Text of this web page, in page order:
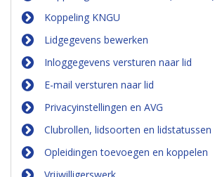
Koppeling KNGU
Lidgegevens bewerken
Inloggegevens versturen naar lid
E-mail versturen naar lid
Privacyinstellingen en AVG
Clubrollen, lidsoorten en lidstatussen
Opleidingen toevoegen en koppelen